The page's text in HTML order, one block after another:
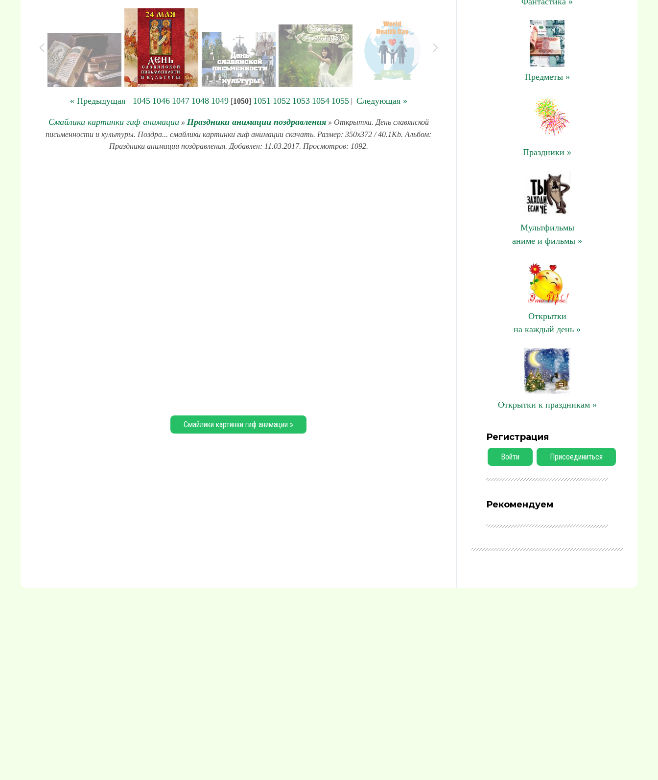
« Предыдущая| 1045 1046 1047 1048 1049[1050] 1051 1052 1053 1054 1055| Следующая »
Смайлики картинки гиф анимации» Праздники анимации поздравления» Открытки. День славянской
письменности и культуры. Поздра... смайлики картинки гиф анимации скачать. Размер: 350x372 / 40.1Kb. Альбом:
Праздники анимации поздравления. Добавлен: 11.03.2017. Просмотров: 1092.
Смайлики картинки гиф анимации »
Предметы »
Праздники »
Мультфильмы
аниме и фильмы »
Открытки
на каждый день »
Открытки к праздникам »
Регистрация
Войти Присоединиться
Рекомендуем